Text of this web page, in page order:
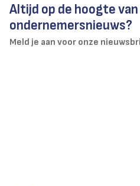
Altijd op de hoogte
ondernemersnieuws?
Meld je aan voor onze